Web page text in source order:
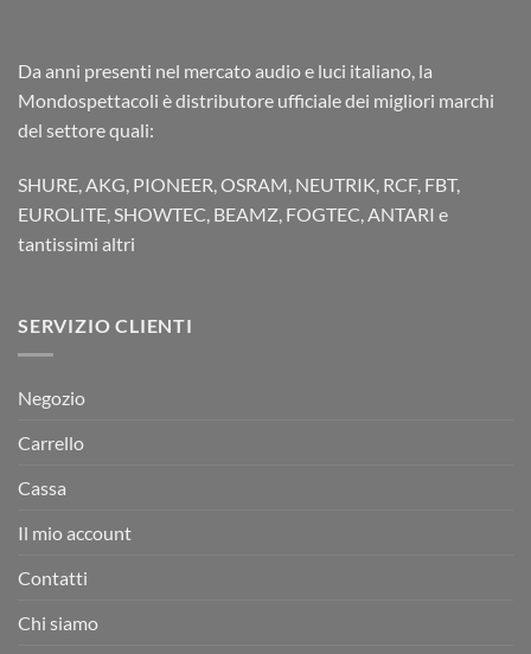
Da anni presenti nel mercato audio e luci italiano, la
Mondospettacoli è distributore ufficiale dei migliori marchi
del settore quali:
SHURE, AKG, PIONEER, OSRAM, NEUTRIK, RCF, FBT,
EUROLITE, SHOWTEC, BEAMZ, FOGTEC, ANTARI e
tantissimi altri
SERVIZIO CLIENTI
Negozio
Carrello
Cassa
Il mio account
Contatti
Chi siamo